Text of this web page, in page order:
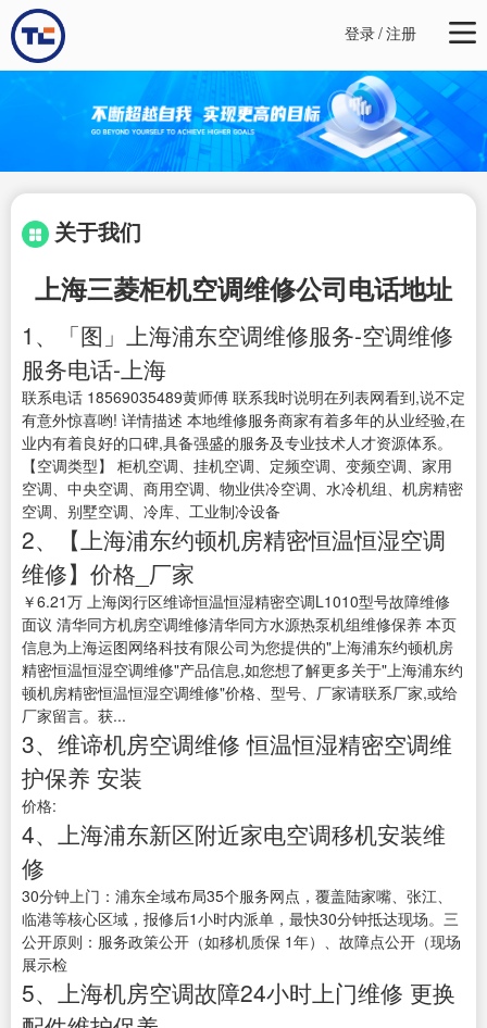
登录/注册
关于我们
上海三菱柜机空调维修公司电话地址
1、「图」上海浦东空调维修服务-空调维修
服务电话-上海
联系电话 18569035489黄师傅 联系我时说明在列表网看到,说不定
有意外惊喜哟! 详情描述 本地维修服务商家有着多年的从业经验,在
业内有着良好的口碑,具备强盛的服务及专业技术人才资源体系。
【空调类型】 柜机空调、挂机空调、定频空调、变频空调、家用
空调、中央空调、商用空调、物业供冷空调、水冷机组、机房精密
空调、别墅空调、冷库、工业制冷设备
2、【上海浦东约顿机房精密恒温恒湿空调
维修】价格_厂家
￥6.21万 上海闵行区维谛恒温恒湿精密空调L1010型号故障维修
面议 清华同方机房空调维修清华同方水源热泵机组维修保养 本页
信息为上海运图网络科技有限公司为您提供的"上海浦东约顿机房
精密恒温恒湿空调维修"产品信息,如您想了解更多关于"上海浦东约
顿机房精密恒温恒湿空调维修"价格、型号、厂家请联系厂家,或给
厂家留言。获...
3、维谛机房空调维修 恒温恒湿精密空调维
护保养 安装
价格:
4、上海浦东新区附近家电空调移机安装维
修
30分钟上门：浦东全域布局35个服务网点，覆盖陆家嘴、张江、
临港等核心区域，报修后1小时内派单，最快30分钟抵达现场。三
公开原则：服务政策公开（如移机质保 1年）、故障点公开（现场
展示检
5、上海机房空调故障24小时上门维修 更换